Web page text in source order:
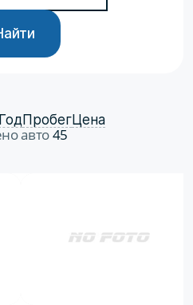
ГодПробегЦена
авто45